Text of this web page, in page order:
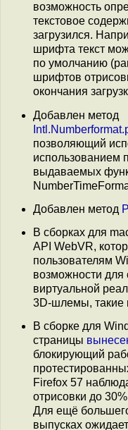
возможность
текстовое
загрузился.
шрифта текст
по умолчанию
шрифтов
окончания
Добавлен метод
позволяющий
использованием
выдаваемых
Добавлен метод
В сборках для
API WebVR,
пользователям
возможности для
виртуальной
3D-шлемы, такие
В сборке для
страницы
блокирующий
Firefox 57
отрисовки до
Для ещё
выпусках